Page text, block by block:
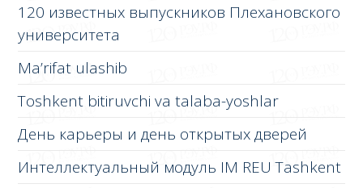
120 известных выпускников Плехановского
университета
Ma’rifat ulashib
Toshkent bitiruvchi va talaba-yoshlar
День карьеры и день открытых дверей
Интеллектуальный модуль IM REU Tashkent